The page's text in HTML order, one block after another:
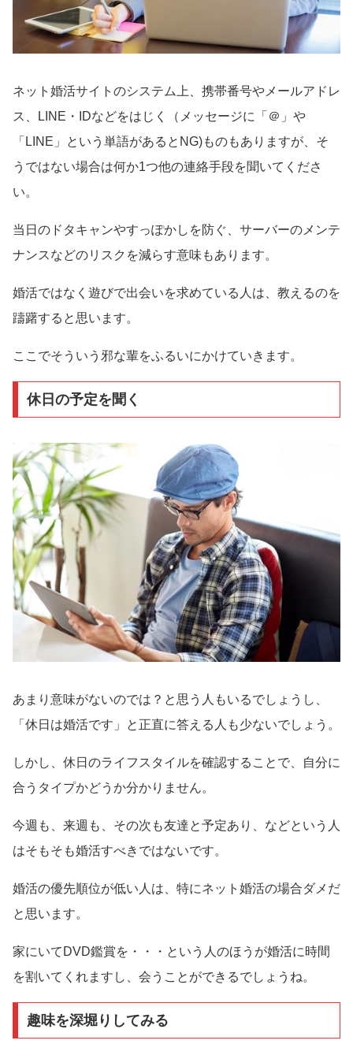
ネット婚活サイトのシステム上、携帯番号やメールアドレ
ス、LINE・IDなどをはじく（メッセージに「＠」や
「LINE」という単語があるとNG)ものもありますが、そ
うではない場合は何か1つ他の連絡手段を聞いてくださ
い。
当日のドタキャンやすっぽかしを防ぐ、サーバーのメンテ
ナンスなどのリスクを減らす意味もあります。
婚活ではなく遊びで出会いを求めている人は、教えるのを
躊躇すると思います。
ここでそういう邪な輩をふるいにかけていきます。
休日の予定を聞く
あまり意味がないのでは？と思う人もいるでしょうし、
「休日は婚活です」と正直に答える人も少ないでしょう。
しかし、休日のライフスタイルを確認することで、自分に
合うタイプかどうか分かりません。
今週も、来週も、その次も友達と予定あり、などという人
はそもそも婚活すべきではないです。
婚活の優先順位が低い人は、特にネット婚活の場合ダメだ
と思います。
家にいてDVD鑑賞を・・・という人のほうが婚活に時間
を割いてくれますし、会うことができるでしょうね。
趣味を深堀りしてみる